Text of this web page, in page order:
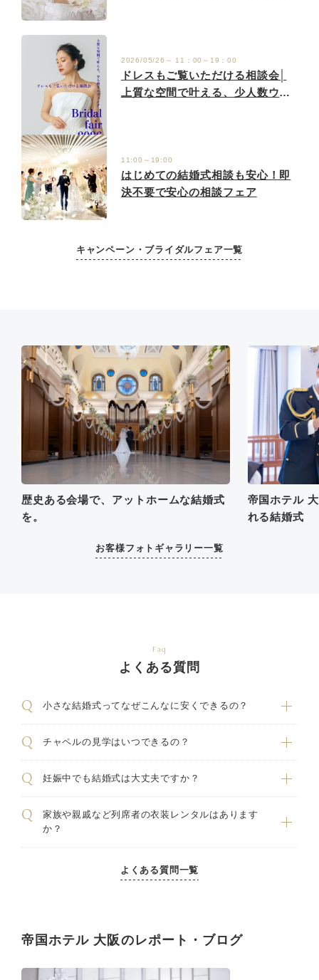
2026/05/26～ 11：00～19：00
ドレスもご覧いただける相談会│
上質な空間で叶える、少人数ウエ
11:00～19:00
はじめての結婚式相談も安心！即
決不要で安心の相談フェア
キャンペーン・ブライダルフェア一覧
歴史ある会場で、アットホームな結婚式
を。
帝国ホテル
れる結婚式
お客様フォトギャラリー一覧
Faq
よくある質問
小さな結婚式ってなぜこんなに安くできるの？
チャペルの見学はいつできるの？
妊娠中でも結婚式は大丈夫ですか？
家族や親戚など列席者の衣装レンタルはあります
か？
よくある質問一覧
帝国ホテル 大阪のレポート・ブログ